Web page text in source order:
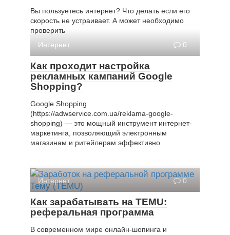
Вы пользуетесь интернет? Что делать если его
скорость не устраивает. А может необходимо
проверить
Интернет
0
Как проходит настройка
рекламных кампаний Google
Shopping?
Google Shopping
(https://adwservice.com.ua/reklama-google-
shopping) — это мощный инструмент интернет-
маркетинга, позволяющий электронным
магазинам и ритейлерам эффективно
Интернет 0
Как зарабатывать на TEMU:
реферальная программа
В современном мире онлайн-шопинга и